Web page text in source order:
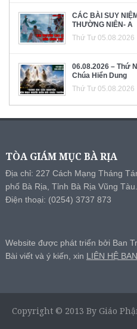
CÁC BÀI SUY
THƯỜNG NIÊN- A
Thứ Tư 05.08.2026
06.08.2026 – Thứ
Chúa Hiển Dung
Thứ Tư 05.08.2026
TÒA GIÁM MỤC BÀ RỊA
Địa chỉ: 227 Cách Mạng Tháng
phố Bà Rịa, Tỉnh Bà Rịa Vũng Tàu.
Điện thoại: (0254) 3737 873
Website được phát triển bởi Ban
Bài viết và ý kiến, xin LIÊN HỆ
Copyright © 2013 By Giáo